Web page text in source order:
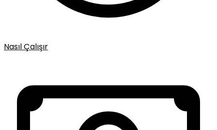
Nasıl Çalışır